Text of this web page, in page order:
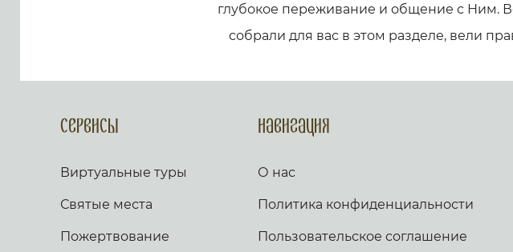
глубокое переживание и общение с Ним.
собрали для вас в этом разделе, вели
Сервисы
Виртуальные туры
Святые места
Пожертвование
Навигация
О нас
Политика конфиденциальности
Пользовательское соглашение